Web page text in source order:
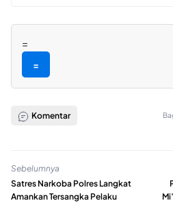
=
=
Komentar
Sebelumnya
Satres Narkoba Polres Langkat
Amankan Tersangka Pelaku